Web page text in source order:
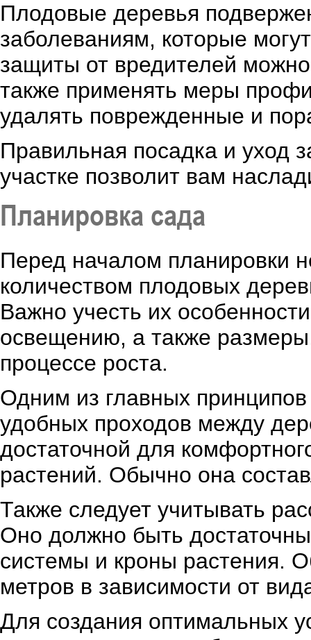
Плодовые деревья
заболеваниям, которые
защиты от вредителей
также применять меры
удалять поврежденные и
Правильная посадка и уход
участке позволит вам
Планировка сада
Перед началом планировки
количеством плодовых
Важно учесть их
освещению, а также
процессе роста.
Одним из главных
удобных проходов между
достаточной для
растений. Обычно она
Также следует учитывать
Оно должно быть
системы и кроны растения.
метров в зависимости от
Для создания оптимальных